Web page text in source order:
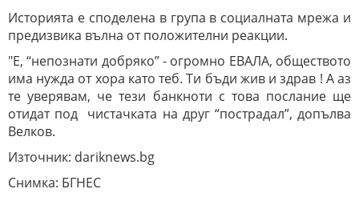
Историята е споделена в група в социалната мрежа и
предизвика вълна от положителни реакции.
"Е, “непознати добряко” - огромно ЕВАЛА, обществото
има нужда от хора като теб. Ти бъди жив и здрав ! А аз
те уверявам, че тези банкноти с това послание ще
отидат под чистачката на друг “пострадал”, допълва
Велков.
Източник: dariknews.bg
Снимка: БГНЕС